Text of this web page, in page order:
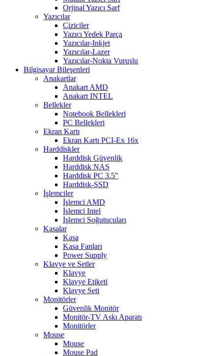
Orjinal Yazıcı Sarf
Yazıcılar
Çiziciler
Yazıcı Yedek Parça
Yazıcılar-Inkjet
Yazıcılar-Lazer
Yazıcılar-Nokta Vuruşlu
Bilgisayar Bileşenleri
Anakartlar
Anakart AMD
Anakart INTEL
Bellekler
Notebook Bellekleri
PC Bellekleri
Ekran Kartı
Ekran Kartı PCI-Ex 16x
Harddiskler
Harddisk Güvenlik
Harddisk NAS
Harddisk PC 3.5″
Harddisk-SSD
İşlemciler
İşlemci AMD
İşlemci Intel
İşlemci Soğutucuları
Kasalar
Kasa
Kasa Fanları
Power Supply
Klavye ve Setler
Klavye
Klavye Etiketi
Klavye Seti
Monitörler
Güvenlik Monitör
Monitör-TV Askı Aparatı
Monitörler
Mouse
Mouse
Mouse Pad